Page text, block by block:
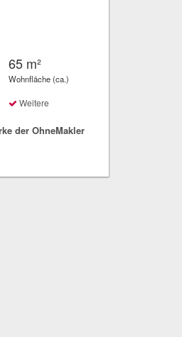
65 m²
Wohnfläche (ca.)
Weitere
der OhneMakler